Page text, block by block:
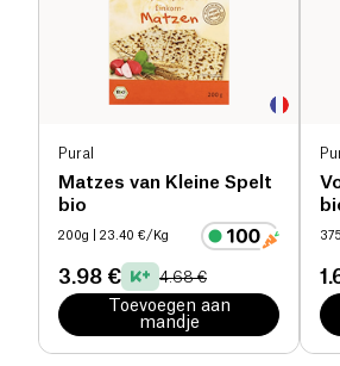
Pural
Matzes van Kleine Spelt
bio
200g | 23.40 €/Kg
3.98 € 4.68 €
Toevoegen aan
mandje